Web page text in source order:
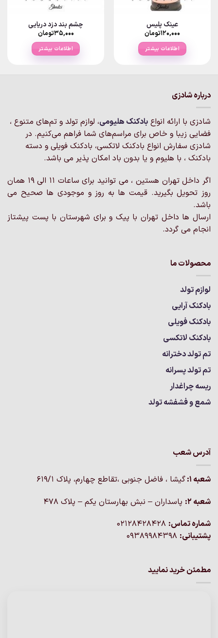
عینک پلیس
۱۲۰,۰۰۰تومان
اطلاعات بیشتر
چشم بند دزد دریایی
۳۵,۰۰۰تومان
اطلاعات بیشتر
درباره شادزی
شادزی با ارائه انواع بادکنک‌ هلیومی، لوازم تولد و تم‌های متنوع ،
فضایی زیبا و خاص برای مراسم‌های شما فراهم می‌کنیم. در
شادزی سفارش انواع بادکنک لاتکسی، بادکنک فویلی و دسته
بادکنک ، با هلیوم و یا بدون باد امکان پذیر می باشد.
اگر داخل تهران هستین ، می توانید برای ساعات 11 الی 19 همان
روز تحویل بگیرید. قیمت ها به روز و موجودی ها صحیح می
باشد.
ارسال ها داخل تهران با پیک و برای شهرستان با پست پیشتاز
انجام می گردد.
محصولات ما
لوازم تولد
بادکنک آرایی
بادکنک فویلی
بادکنک لاتکسی
تم تولد دخترانه
تم تولد پسرانه
ریسه چراغدار
شمع و فشفشه تولد
آدرس شعب
شعبه 1:
گيشا ، فاضل جنوبی ،تقاطع چهارم، پلاک 619/1
شعبه 2:
پاسداران – نبش بهارستان یکم – پلاک ۴۷۸
شماره تماس:
پشتیبانی:
مطمئن خرید نمایید